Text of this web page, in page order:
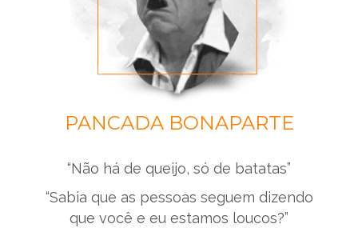
PANCADA BONAPARTE
“Não há de queijo, só de batatas”
“Sabia que as pessoas seguem dizendo
que você e eu estamos loucos?”